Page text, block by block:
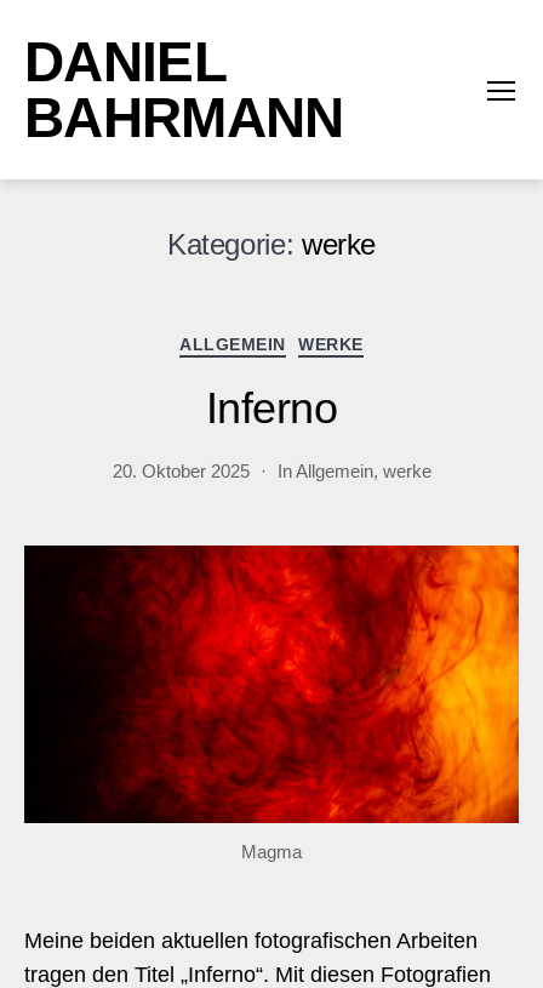
DANIEL
BAHRMANN
Kategorie: werke
Kategorien
ALLGEMEIN WERKE
Inferno
20. Oktober 2025 InAllgemein, werke
Magma
Meine beiden aktuellen fotografischen Arbeiten
tragen den Titel „Inferno“. Mit diesen Fotografien